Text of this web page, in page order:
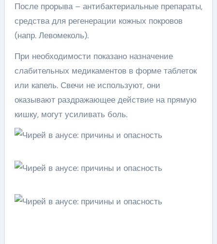
После прорыва – антибактериальные препараты,
средства для регенерации кожных покровов
(напр. Левомеколь).
При необходимости показано назначение
слабительных медикаментов в форме таблеток
или капель. Свечи не используют, они
оказывают раздражающее действие на прямую
кишку, могут усиливать боль.